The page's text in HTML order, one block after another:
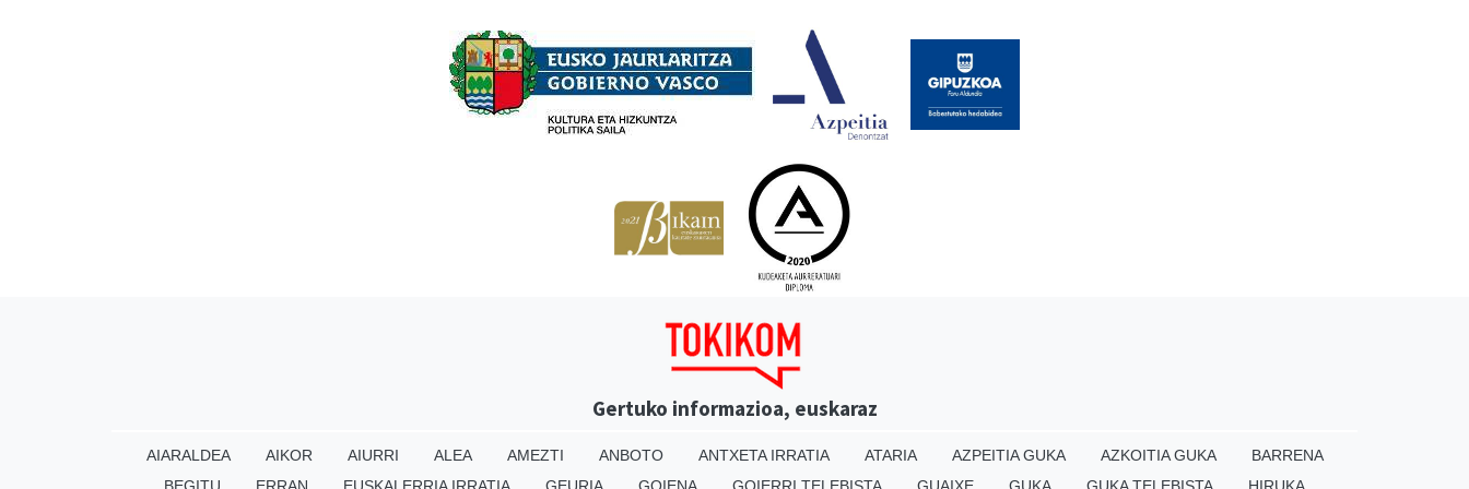
Gertuko informazioa, euskaraz
AIARALDEA AIKOR AIURRI ALEA AMEZTI ANBOTO ANTXETA IRRATIA ATARIA AZPEITIA GUKA AZKOITIA GUKA
BARRENA
BEGITU
ERRAN EUSKALERRIA IRRATIA GEURIA GOIENA GOIERRI TELEBISTA GUAIXE GUKA GUKA TELEBISTA HIRUKA